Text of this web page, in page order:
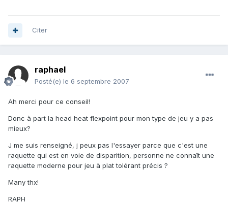
Citer
raphael
Posté(e) le 6 septembre 2007
Ah merci pour ce conseil!
Donc à part la head heat flexpoint pour mon type de jeu y a pas
mieux?
J me suis renseigné, j peux pas l'essayer parce que c'est une
raquette qui est en voie de disparition, personne ne connaît une
raquette moderne pour jeu à plat tolérant précis ?
Many thx!
RAPH